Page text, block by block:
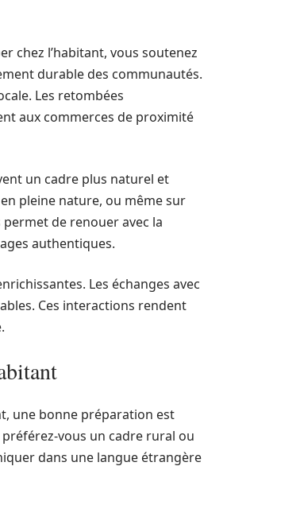
chez l’habitant, vous soutenez
durable des communautés.
Les retombées
aux commerces de proximité
un cadre plus naturel et
pleine nature, ou même sur
de renouer avec la
authentiques.
Les échanges avec
Ces interactions rendent
une bonne préparation est
vous un cadre rural ou
dans une langue étrangère